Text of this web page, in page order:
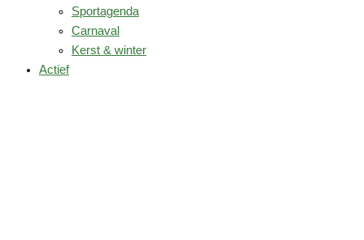
Sportagenda
Carnaval
Kerst & winter
Actief